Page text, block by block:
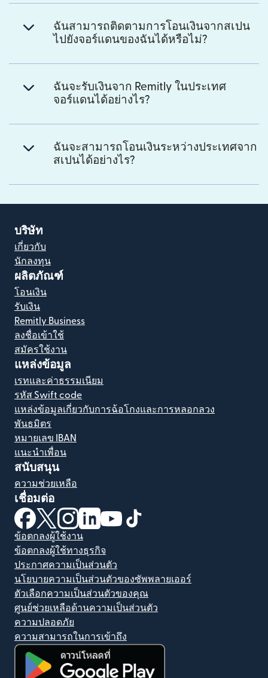
ฉันสามารถติดตามการโอนเงินจากสเปน
ไปยังจอร์แดนของฉันได้หรือไม่?
ฉันจะรับเงินจาก Remitly ในประเทศ
จอร์แดนได้อย่างไร?
ฉันจะสามารถโอนเงินระหว่างประเทศจาก
สเปนได้อย่างไร?
บริษัท
เกี่ยวกับ
นักลงทุน
ผลิตภัณฑ์
โอนเงิน
รับเงิน
Remitly Business
ลงชื่อเข้าใช้
สมัครใช้งาน
แหล่งข้อมูล
เรทและค่าธรรมเนียม
รหัส Swift code
แหล่งข้อมูลเกี่ยวกับการฉ้อโกงและการหลอกลวง
พันธมิตร
หมายเลข IBAN
แนะนำเพื่อน
สนับสนุน
ความช่วยเหลือ
เชื่อมต่อ
(เปิดในหน้าต่างใหม่)
(เปิดในหน้าต่างใหม่)
(เปิดในหน้าต่างใหม่)
(เปิดในหน้าต่างใหม่)
(เปิดในหน้าต่างใหม่)
ข้อตกลงผู้ใช้งาน
ข้อตกลงผู้ใช้ทางธุรกิจ
ประกาศความเป็นส่วนตัว
นโยบายความเป็นส่วนตัวของซัพพลายเออร์
ตัวเลือกความเป็นส่วนตัวของคุณ
ศูนย์ช่วยเหลือด้านความเป็นส่วนตัว
ความปลอดภัย
ความสามารถในการเข้าถึง